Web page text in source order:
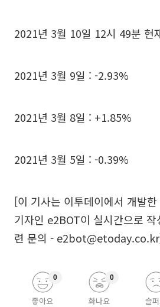
2021년 3월 10일 12시 49분 현
2021년 3월 9일 : -2.93%
2021년 3월 8일 : +1.85%
2021년 3월 5일 : -0.39%
[이 기사는 이투데이에서 개발
기자인 e2BOT이 실시간으로
련 문의 -
좋아요
0
화나요
0
슬